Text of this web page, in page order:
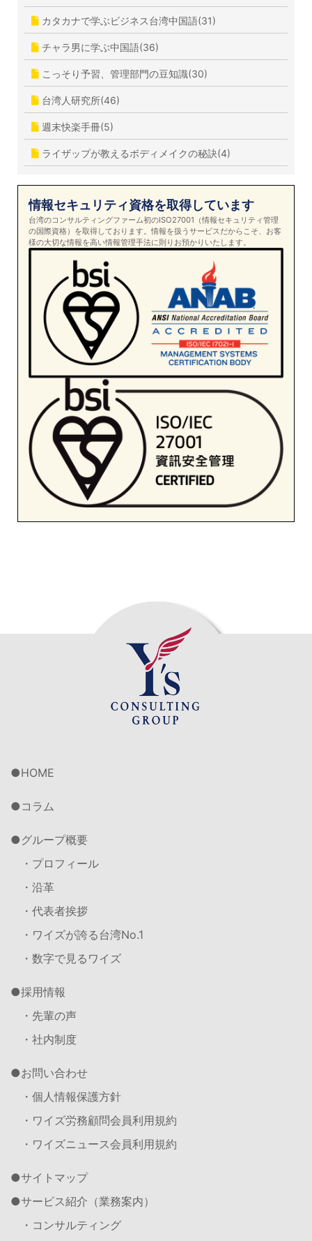
カタカナで学ぶビジネス台湾中国語(31)
チャラ男に学ぶ中国語(36)
こっそり予習、管理部門の豆知識(30)
台湾人研究所(46)
週末快楽手冊(5)
ライザップが教えるボディメイクの秘訣(4)
情報セキュリティ資格を取得しています
台湾のコンサルティングファーム初のISO27001（情報セキュリティ管理
の国際資格）を取得しております。情報を扱うサービスだからこそ、お客
様の大切な情報を高い情報管理手法に則りお預かりいたします。
HOME
コラム
グループ概要
・プロフィール
・沿革
・代表者挨拶
・ワイズが誇る台湾No.1
・数字で見るワイズ
採用情報
・先輩の声
・社内制度
お問い合わせ
・個人情報保護方針
・ワイズ労務顧問会員利用規約
・ワイズニュース会員利用規約
サイトマップ
サービス紹介（業務案内）
・コンサルティング